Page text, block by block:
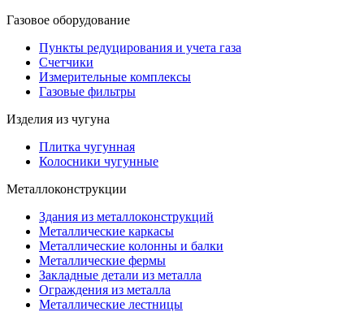
Газовое оборудование
Пункты редуцирования и учета газа
Счетчики
Измерительные комплексы
Газовые фильтры
Изделия из чугуна
Плитка чугунная
Колосники чугунные
Металлоконструкции
Здания из металлоконструкций
Металлические каркасы
Металлические колонны и балки
Металлические фермы
Закладные детали из металла
Ограждения из металла
Металлические лестницы